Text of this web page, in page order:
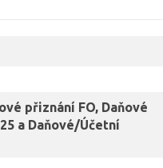
přiznání FO, Daňové
a Daňové/Účetní